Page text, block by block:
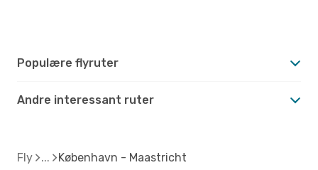
Populære flyruter
Andre interessant ruter
Fly København - Maastricht